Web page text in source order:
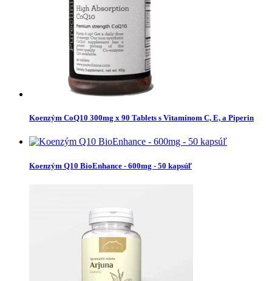
Koenzým CoQ10 300mg x 90 Tablets s Vitamínom C, E, a Piperin
Koenzým Q10 BioEnhance - 600mg - 50 kapsúľ